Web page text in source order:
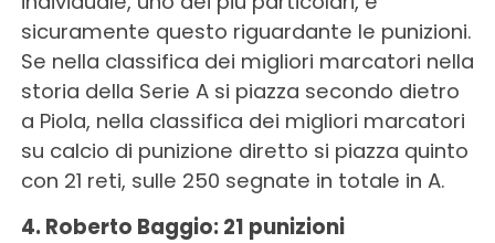
sicuramente questo riguardante le punizioni.
Se nella classifica dei migliori marcatori nella
storia della Serie A si piazza secondo dietro
a Piola, nella classifica dei migliori marcatori
su calcio di punizione diretto si piazza quinto
con 21 reti, sulle 250 segnate in totale in A.
4. Roberto Baggio: 21 punizioni